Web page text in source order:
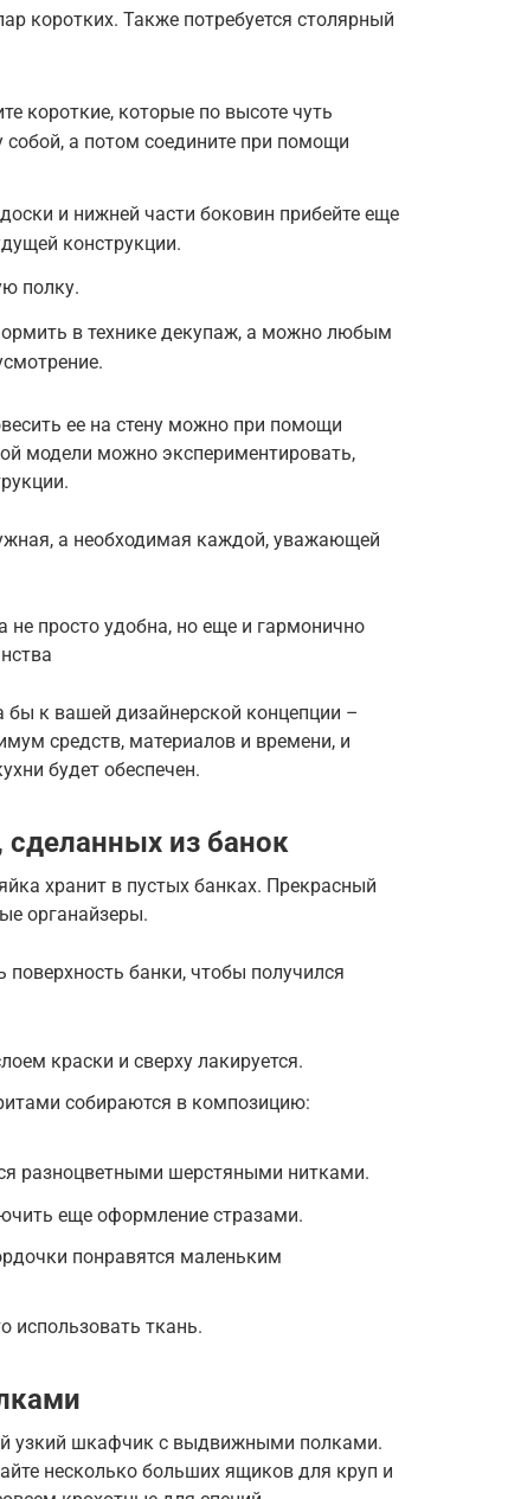
коротких. Также потребуется столярный
короткие, которые по высоте чуть
а потом соедините при помощи
и нижней части боковин прибейте еще
конструкции.
полку.
в технике декупаж, а можно любым
ее на стену можно при помощи
модели можно экспериментировать,
а необходимая каждой, уважающей
просто удобна, но еще и гармонично
к вашей дизайнерской концепции –
средств, материалов и времени, и
будет обеспечен.
сделанных из банок
хранит в пустых банках. Прекрасный
органайзеры.
банки, чтобы получился
краски и сверху лакируется.
собираются в композицию:
разноцветными шерстяными нитками.
еще оформление стразами.
понравятся маленьким
использовать ткань.
узкий шкафчик с выдвижными полками.
несколько больших ящиков для круп и